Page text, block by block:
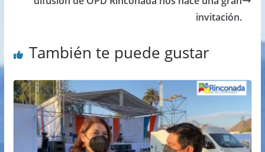
invitación.
También te puede gustar